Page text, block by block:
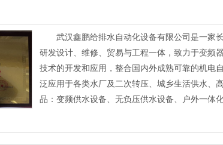
武汉鑫鹏给排水自动化设备有限公司是一家
研发设计、维修、贸易与工程一体，致力于变频
技术的开发和应用，整合国内外成熟可靠的机电
泛应用于各类水厂及二次转压、城乡生活供水、
品：变频供水设备、无负压供水设备、户外一体